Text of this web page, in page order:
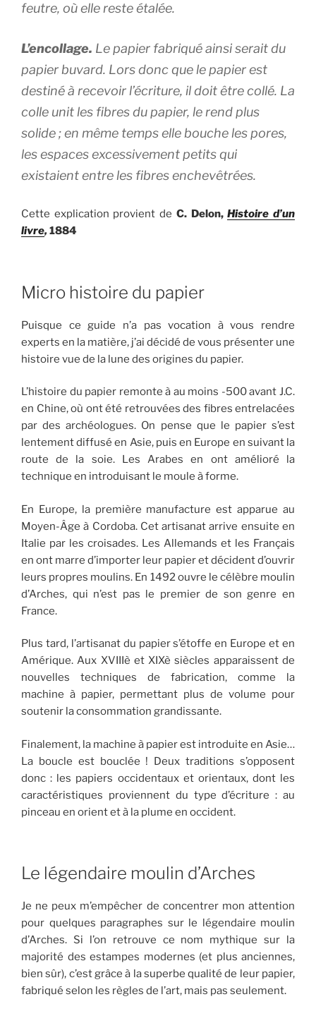
feutre, où elle reste étalée.
L’encollage. Le papier fabriqué ainsi serait du
papier buvard. Lors donc que le papier est
destiné à recevoir l’écriture, il doit être collé. La
colle unit les fibres du papier, le rend plus
solide ; en même temps elle bouche les pores,
les espaces excessivement petits qui
existaient entre les fibres enchevêtrées.
Cette explication provient de C. Delon, Histoire d’un
livre, 1884
Micro histoire du papier
Puisque ce guide n’a pas vocation à vous rendre
experts en la matière, j’ai décidé de vous présenter une
histoire vue de la lune des origines du papier.
L’histoire du papier remonte à au moins -500 avant J.C.
en Chine, où ont été retrouvées des fibres entrelacées
par des archéologues. On pense que le papier s’est
lentement diffusé en Asie, puis en Europe en suivant la
route de la soie. Les Arabes en ont amélioré la
technique en introduisant le moule à forme.
En Europe, la première manufacture est apparue au
Moyen-Âge à Cordoba. Cet artisanat arrive ensuite en
Italie par les croisades. Les Allemands et les Français
en ont marre d’importer leur papier et décident d’ouvrir
leurs propres moulins. En 1492 ouvre le célèbre moulin
d’Arches, qui n’est pas le premier de son genre en
France.
Plus tard, l’artisanat du papier s’étoffe en Europe et en
Amérique. Aux XVIIIè et XIXè siècles apparaissent de
nouvelles techniques de fabrication, comme la
machine à papier, permettant plus de volume pour
soutenir la consommation grandissante.
Finalement, la machine à papier est introduite en Asie…
La boucle est bouclée ! Deux traditions s’opposent
donc : les papiers occidentaux et orientaux, dont les
caractéristiques proviennent du type d’écriture : au
pinceau en orient et à la plume en occident.
Le légendaire moulin d’Arches
Je ne peux m’empêcher de concentrer mon attention
pour quelques paragraphes sur le légendaire moulin
d’Arches. Si l’on retrouve ce nom mythique sur la
majorité des estampes modernes (et plus anciennes,
bien sûr), c’est grâce à la superbe qualité de leur papier,
fabriqué selon les règles de l’art, mais pas seulement.